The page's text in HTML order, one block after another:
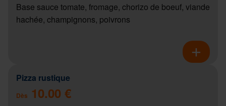
Base sauce tomate, fromage, chorizo de boeuf, viande
hachée, champignons, poivrons
Pizza rustique
Dès 10.00 €